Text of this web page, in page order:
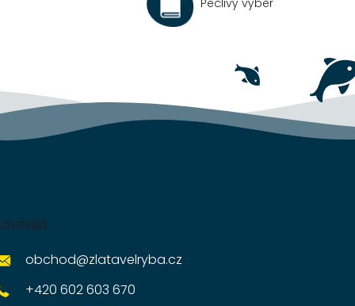
Pečlivý výběr
obchod@zlatavelryba.cz
+420 602 603 670